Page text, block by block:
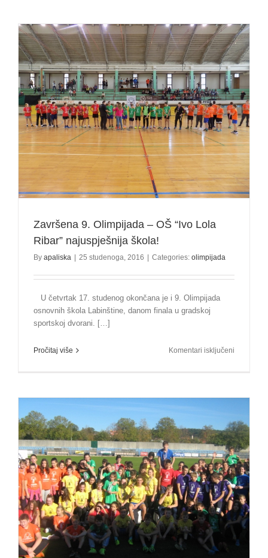
jubilarnu
10.
OŠ
Završena 9. Olimpijada – OŠ “Ivo Lola
Ribar” najuspješnija škola!
By apaliska | 25 studenoga, 2016 | Categories: olimpijada
U četvrtak 17. studenog okončana je i 9. Olimpijada
osnovnih škola Labinštine, danom finala u gradskoj
sportskoj dvorani. […]
Pročitaj više Komentari isključeni
–
“Ivo
Lola
Ribar”
škola!